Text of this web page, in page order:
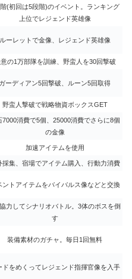
(初回は5段階)のイベント。ランキング
上位でレジェンド英雄像
ルーレットで金像、レジェンド英雄像
の1万部隊を訓練、野蛮人を30回撃破
ガーディアン5回撃破、ルーン5回取得
野蛮人撃破で戦略物資ボックスGET
7000消費で5個、25000消費でさらに8個
の金像
加速アイテムを使用
採集、宿場でアイテム購入、行動力消費
ントアイテムをバイバルス像などと交換
力してシナリオバトル。3体のボスを倒
す
装備素材のガチャ。毎日1回無料
ドをめくってレジェンド指揮官像を入手